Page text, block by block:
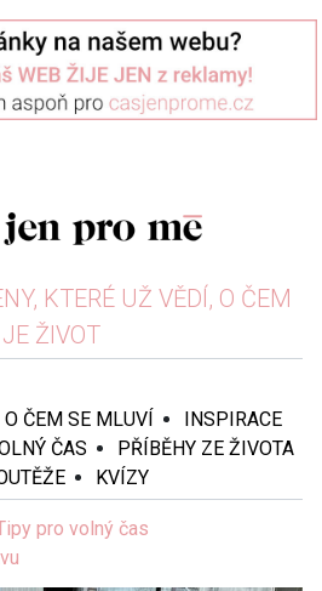
KTERÉ UŽ VĚDÍ, O ČEM
JE ŽIVOT
O ČEM SE MLUVÍ
INSPIRACE
ČAS
PŘÍBĚHY ZE ŽIVOTA
KVÍZY
pro volný čas